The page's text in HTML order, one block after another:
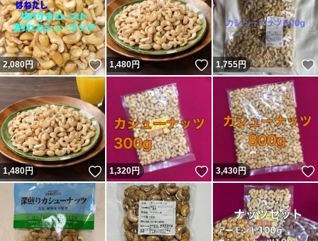
2,080円 いいね！
1,480円 いいね！
1,755円
1,480円 いいね！
1,320円 いいね！
3,430円